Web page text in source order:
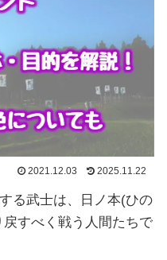
2021.12.03 2025.11.22
る武士は、日ノ本(ひの
すべく戦う人間たちで